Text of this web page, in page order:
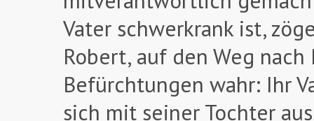
Vater schwerkrank ist,
Robert, auf den Weg
Befürchtungen wahr: Ihr
sich mit seiner Tochter